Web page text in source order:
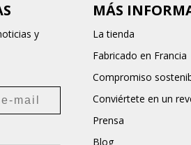
y
MÁS
La tienda
Fabricado en Francia
Compromiso
Conviértete en un
Prensa
Blog